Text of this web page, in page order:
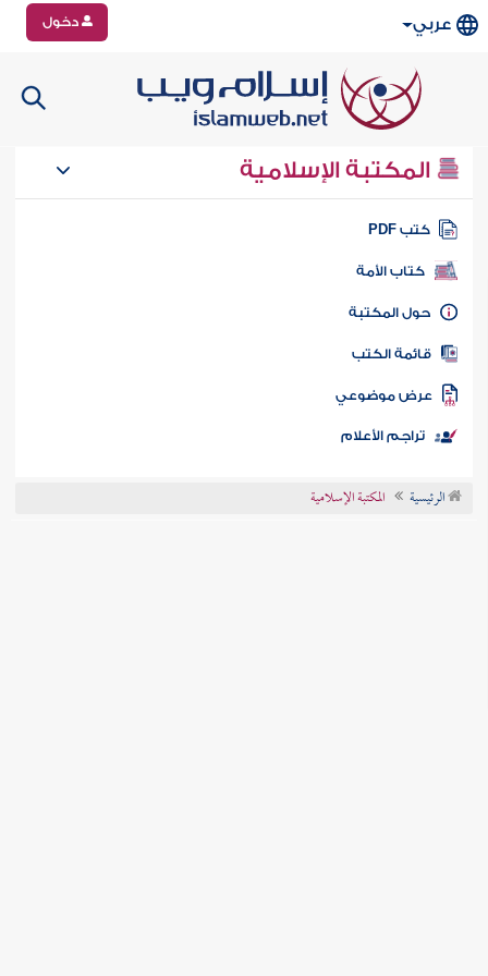
عربي دخول
المكتبة الإسلامية
كتب PDF
كتاب الأمة
المكتبة
الكتب
موضوعي
تراجم الأعلام
الرئيسية المكتبة الإسلامية